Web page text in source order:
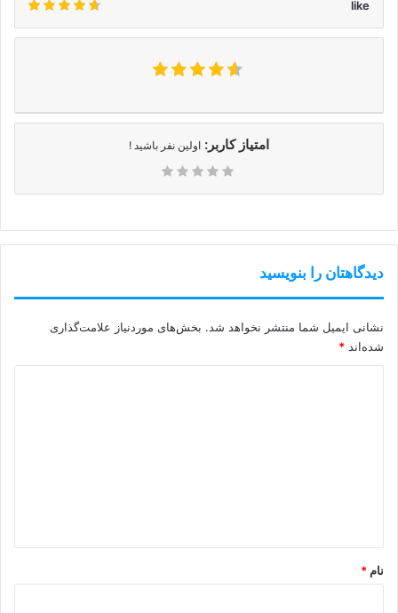
like
امتیاز کاربر: اولین نفر باشید !
دیدگاهتان را بنویسید
نشانی ایمیل شما منتشر نخواهد شد. بخش‌های موردنیاز علامت‌گذاری
شده‌اند *
نام *